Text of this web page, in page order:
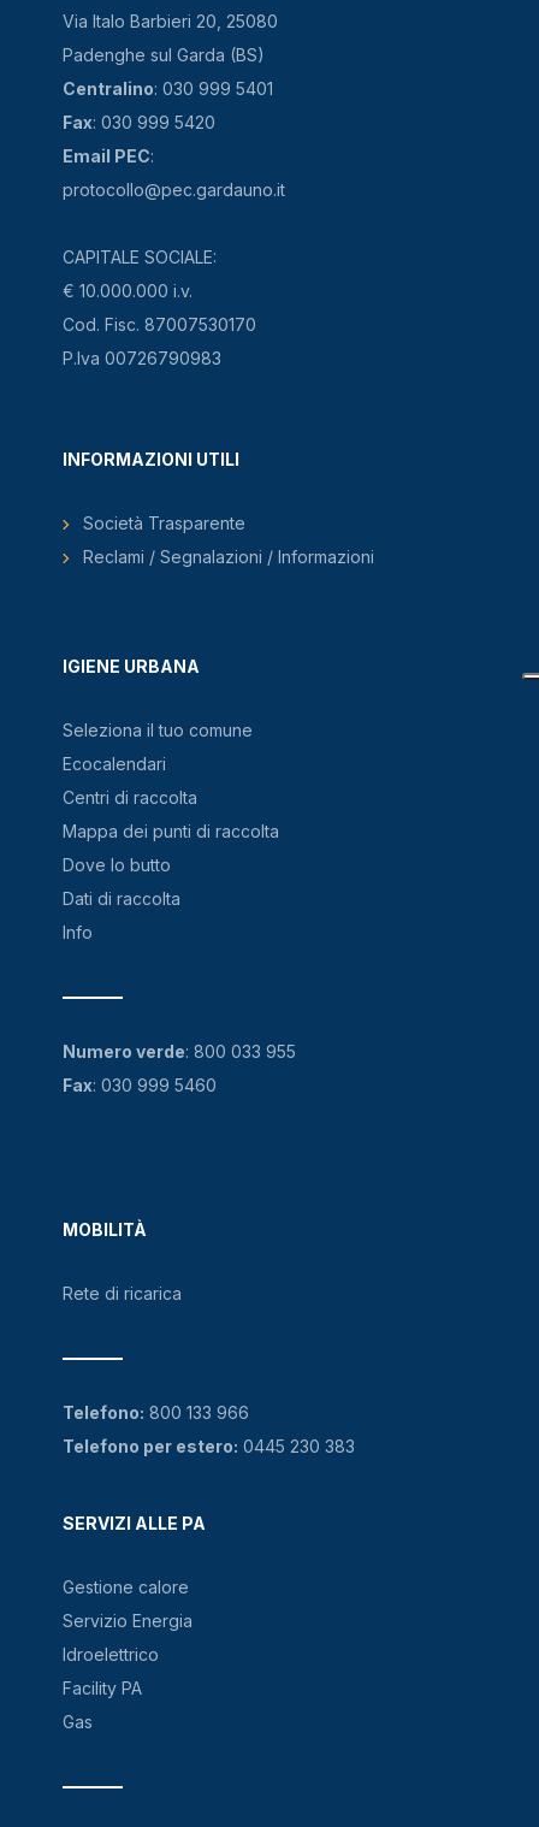
Via Italo Barbieri 20, 25080
Padenghe sul Garda (BS)
Centralino: 030 999 5401
Fax: 030 999 5420
Email PEC:
protocollo@pec.gardauno.it
CAPITALE SOCIALE:
€ 10.000.000 i.v.
Cod. Fisc. 87007530170
P.Iva 00726790983
IGIENE URBANA
Seleziona il tuo comune
Ecocalendari
Centri di raccolta
Mappa dei punti di raccolta
Dove lo butto
Dati di raccolta
Info
MOBILITÀ
Rete di ricarica
SERVIZI ALLE PA
Gestione calore
Servizio Energia
Idroelettrico
Facility PA
Gas
INFORMAZIONI UTILI
Società Trasparente
Reclami / Segnalazioni / Informazioni
Numero verde: 800 033 955
Fax: 030 999 5460
Telefono: 800 133 966
Telefono per estero: 0445 230 383